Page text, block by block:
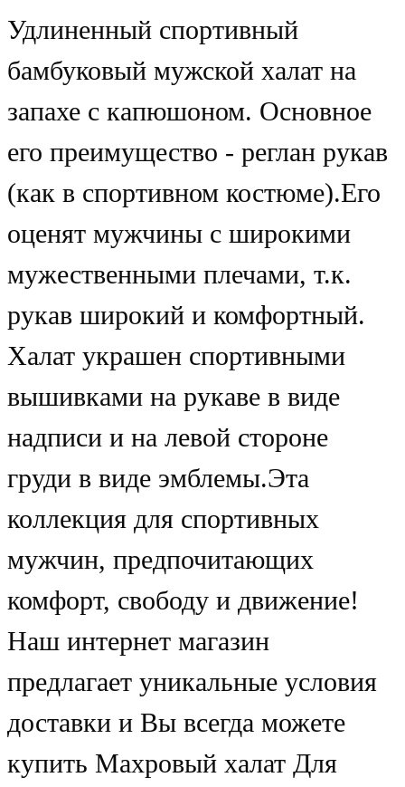
Удлиненный спортивный
бамбуковый мужской халат на
запахе с капюшоном. Основное
его преимущество - реглан рукав
(как в спортивном костюме).Его
оценят мужчины с широкими
мужественными плечами, т.к.
рукав широкий и комфортный.
Халат украшен спортивными
вышивками на рукаве в виде
надписи и на левой стороне
груди в виде эмблемы.Эта
коллекция для спортивных
мужчин, предпочитающих
комфорт, свободу и движение!
Наш интернет магазин
предлагает уникальные условия
доставки и Вы всегда можете
купить Махровый халат Для